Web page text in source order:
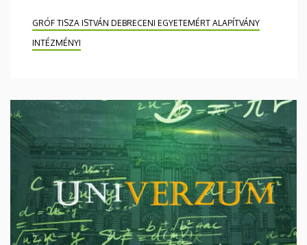
GRÓF TISZA ISTVÁN DEBRECENI EGYETEMÉRT ALAPÍTVÁNY
INTÉZMÉNYI